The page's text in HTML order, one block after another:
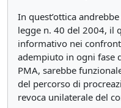
In quest’ottica
legge n. 40 del 2004, il
informativo nei
adempiuto in ogni fase
PMA, sarebbe
del percorso di
revoca unilaterale del